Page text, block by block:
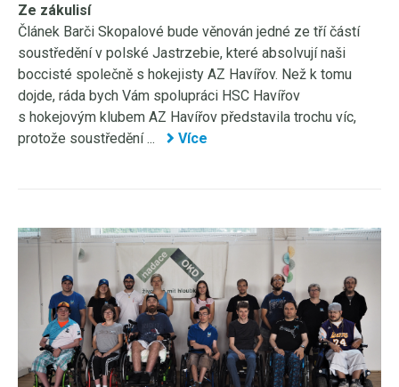
Ze zákulisí
Článek Barči Skopalové bude věnován jedné ze tří částí
soustředění v polské Jastrzebie, které absolvují naši
boccisté společně s hokejisty AZ Havířov. Než k tomu
dojde, ráda bych Vám spolupráci HSC Havířov
s hokejovým klubem AZ Havířov představila trochu víc,
protože soustředění ...
Více